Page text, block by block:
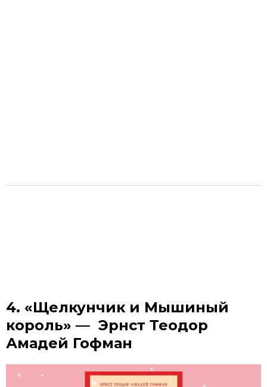
4. «Щелкунчик и Мышиный
король» — Эрнст Теодор
Амадей Гофман